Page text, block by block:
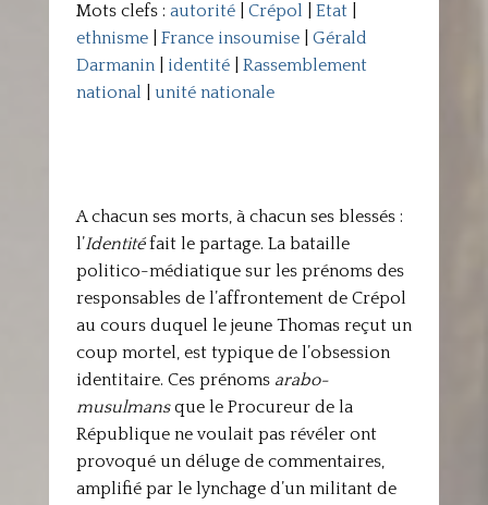
Mots clefs : autorité| Crépol Etat|
ethnisme| France insoumise| Gérald
Darmanin| identité| Rassemblement
national
unité nationale
A chacun ses morts, à chacun ses blessés :
l’Identitéfait le partage. La bataille
politico-médiatique sur les prénoms des
responsables de l’affrontement de Crépol
au cours duquel le jeune Thomas reçut un
coup mortel, est typique de l’obsession
identitaire. Ces prénoms arabo-
musulmansque le Procureur de la
République ne voulait pas révéler ont
provoqué un déluge de commentaires,
amplifié par le lynchage d’un militant de